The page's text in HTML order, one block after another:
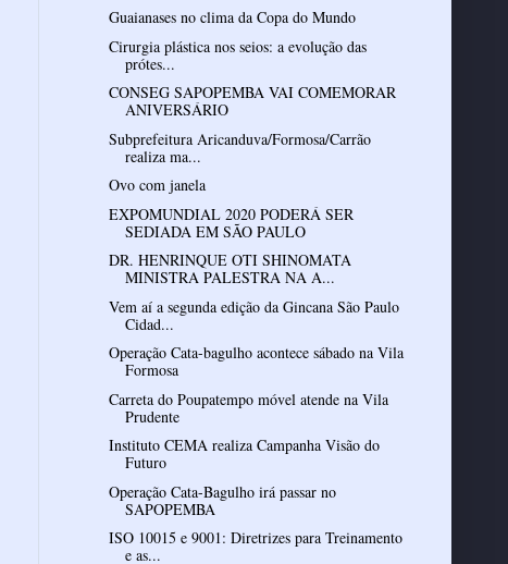
Guaianases no clima da Copa do Mundo
Cirurgia plástica nos seios: a evolução das
prótes...
CONSEG SAPOPEMBA VAI COMEMORAR
ANIVERSÁRIO
Subprefeitura Aricanduva/Formosa/Carrão
realiza ma...
Ovo com janela
EXPOMUNDIAL 2020 PODERÁ SER
SEDIADA EM SÃO PAULO
DR. HENRINQUE OTI SHINOMATA
MINISTRA PALESTRA NA A...
Vem aí a segunda edição da Gincana São Paulo
Cidad...
Operação Cata-bagulho acontece sábado na Vila
Formosa
Carreta do Poupatempo móvel atende na Vila
Prudente
Instituto CEMA realiza Campanha Visão do
Futuro
Operação Cata-Bagulho irá passar no
SAPOPEMBA
ISO 10015 e 9001: Diretrizes para Treinamento
e as...